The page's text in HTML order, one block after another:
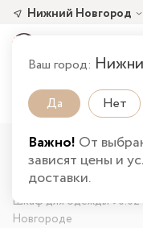
Нижний Новгород
Ваш город:
Да Нет
Важно! От
зависят цены и
доставки.
Главная
Каталог
Шкафы и стеллажи от
Распашные шкафы от
Шкаф для одежды 90.02
Новгороде